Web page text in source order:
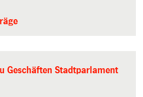
Geschäften Stadtparlament